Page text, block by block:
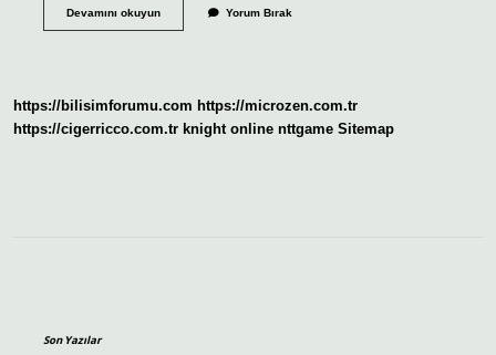
Devamını okuyunBazal
Yorum Bırak
https://bilisimforumu.com https://microzen.com.tr
https://cigerricco.com.tr knight online nttgame Sitemap
Son Yazılar